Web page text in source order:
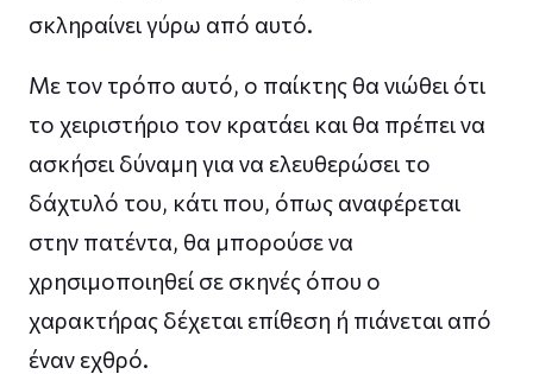
σκληραίνει γύρω από αυτό.
Με τον τρόπο αυτό, ο παίκτης θα νιώθει ότι
το χειριστήριο τον κρατάει και θα πρέπει να
ασκήσει δύναμη για να ελευθερώσει το
δάχτυλό του, κάτι που, όπως αναφέρεται
στην πατέντα, θα μπορούσε να
χρησιμοποιηθεί σε σκηνές όπου ο
χαρακτήρας δέχεται επίθεση ή πιάνεται από
έναν εχθρό.